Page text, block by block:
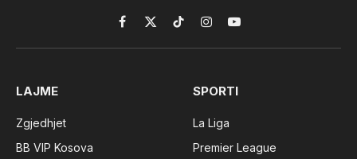
Facebook
X
(Twitter)
TikTokInstagramYouTube
LAJME
Zgjedhjet
BB VIP Kosova
SPORTI
La Liga
Premier League